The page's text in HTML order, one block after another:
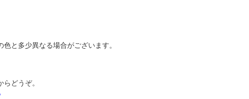
と多少異なる場合がございます。
どうぞ。